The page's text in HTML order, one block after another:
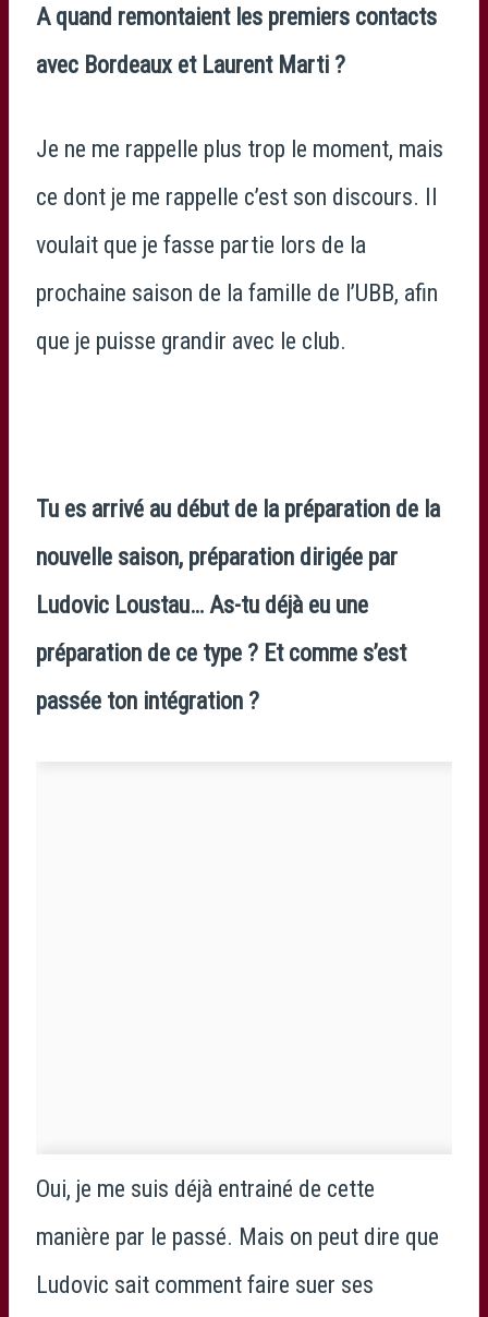
A quand remontaient les premiers contacts
avec Bordeaux et Laurent Marti ?
Je ne me rappelle plus trop le moment, mais
ce dont je me rappelle c’est son discours. Il
voulait que je fasse partie lors de la
prochaine saison de la famille de l’UBB, afin
que je puisse grandir avec le club.
Tu es arrivé au début de la préparation de la
nouvelle saison, préparation dirigée par
Ludovic Loustau… As-tu déjà eu une
préparation de ce type ? Et comme s’est
passée ton intégration ?
Oui, je me suis déjà entrainé de cette
manière par le passé. Mais on peut dire que
Ludovic sait comment faire suer ses